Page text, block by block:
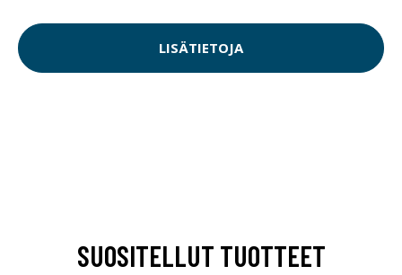
LISÄTIETOJA
SUOSITELLUT TUOTTEET